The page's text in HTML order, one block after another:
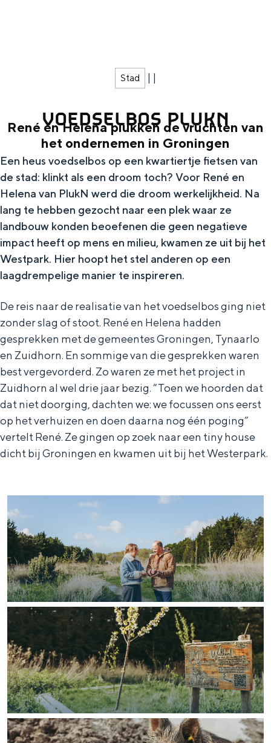
Top 10
bezienswaardigheden
In Groningen ligt het allemaal opvallend
stad, de stilte van een hofje, de
weidsheid van het ommeland en de
sporen van een eeuwenoud verleden.
Stad
Provincie
Waddenkust
Natuurgebieden
WAT TE DOEN
Bijzonder overnachten
Overnachten was nog nooit zo leuk. Van
slapen in een voormalige graanzolder
van een molen tot overnachten in een
iglo van stro: Groningen biedt voor ieder
wat wils.
Fietsen
Wandelen
Stad | |
VOEDSELBOS PLUKN
René en Helena plukken de vruchten van
het ondernemen in Groningen
Een heus voedselbos op een kwartiertje fietsen van
de stad: klinkt als een droom toch? Voor René en
Helena van PlukN werd die droom werkelijkheid. Na
lang te hebben gezocht naar een plek waar ze
landbouw konden beoefenen die geen negatieve
impact heeft op mens en milieu, kwamen ze uit bij het
Westpark. Hier hoopt het stel anderen op een
laagdrempelige manier te inspireren.
De reis naar de realisatie van het voedselbos ging niet
zonder slag of stoot. René en Helena hadden
gesprekken met de gemeentes Groningen, Tynaarlo
en Zuidhorn. En sommige van die gesprekken waren
best vergevorderd. Zo waren ze met het project in
Zuidhorn al wel drie jaar bezig. “Toen we hoorden dat
dat niet doorging, dachten we: we focussen ons eerst
op het verhuizen en doen daarna nog één poging”
vertelt René. Ze gingen op zoek naar een tiny house
dicht bij Groningen en kwamen uit bij het Westerpark.